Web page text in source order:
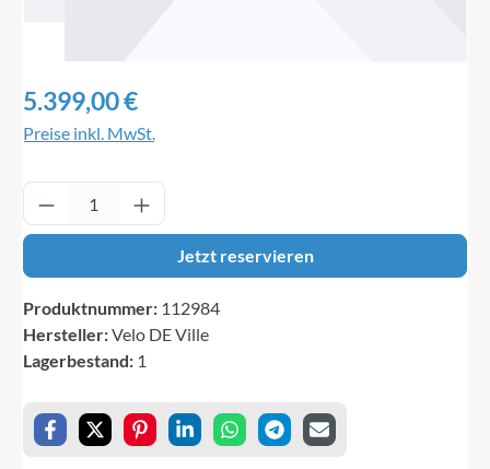
Regulärer Preis:
5.399,00 €
Preise inkl. MwSt.
Produkt Anzahl: Gib den gewünschten
Jetzt reservieren
Produktnummer: 112984
Hersteller:Velo DE Ville
Lagerbestand: 1